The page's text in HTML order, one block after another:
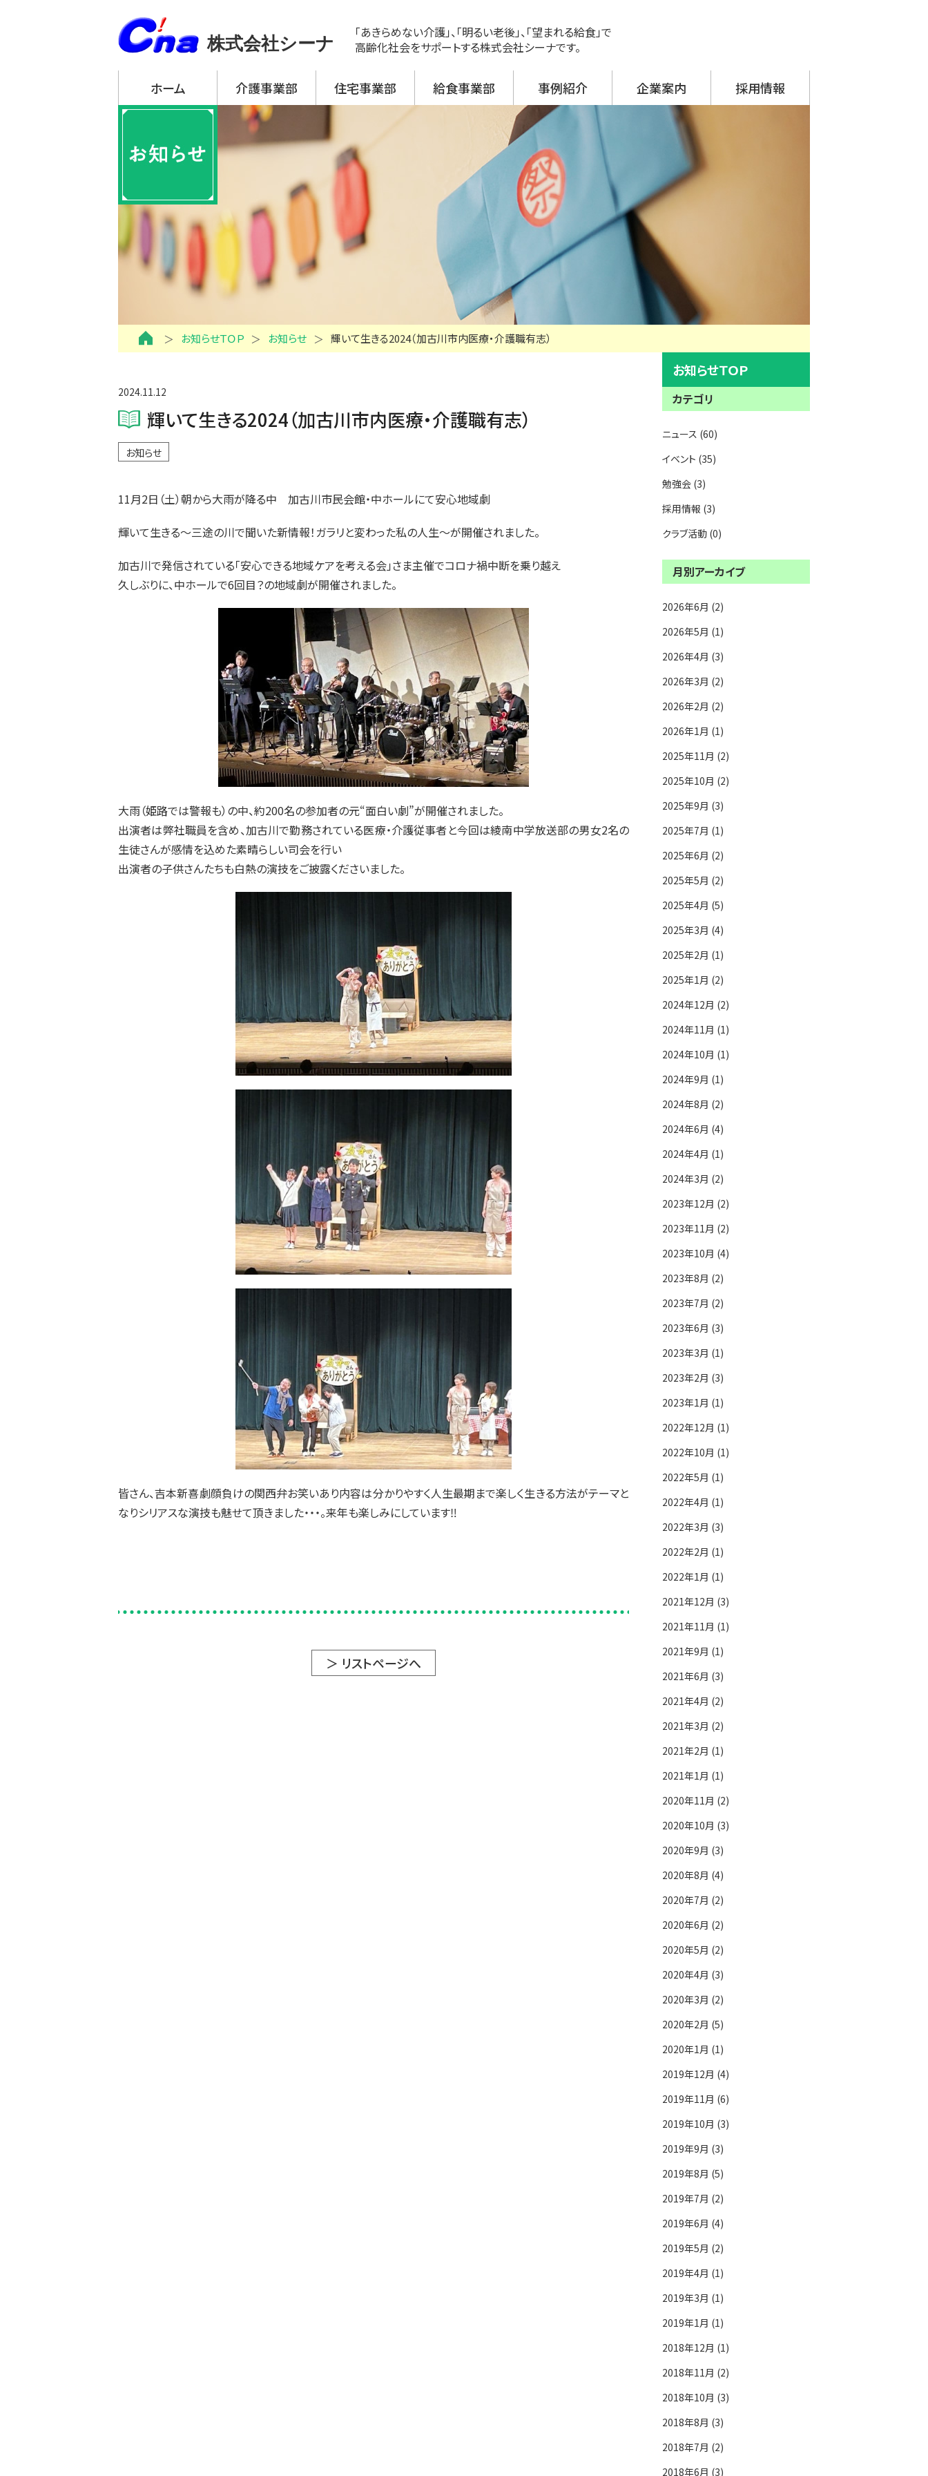
株式会社シーナ
「あきらめない介護」、「明るい老後」、「望まれる給食」で
高齢化社会をサポートする株式会社シーナです。
ホーム 介護事業部
アーチ・デイサービス
・ アーチ・デイサービス 新神戸
・ アーチ・デイサービス 大開
・ アーチ・デイサービス 野口
・ アーチ・デイサービス 加古川西
・ アーチ・デイサービス 高砂
アーチ訪問介護
アーチ居宅介護支援事業所
特定施設入居者生活介護
住宅事業部 給食事業部 事例紹介 企業案内
SDGsへの取り組み
シーナグループ
・ システムプラネット
・ アーチスタッフサービス
採用情報
お知らせＴＯＰ お知らせ 輝いて生きる2024（加古川市内医療・介護職有志）
お知らせＴＯＰ
カテゴリ
ニュース (60)
イベント (35)
勉強会 (3)
採用情報 (3)
クラブ活動 (0)
月別アーカイブ
2026年6月 (2)
2026年5月 (1)
2026年4月 (3)
2026年3月 (2)
2026年2月 (2)
2026年1月 (1)
2025年11月 (2)
2025年10月 (2)
2025年9月 (3)
2025年7月 (1)
2025年6月 (2)
2025年5月 (2)
2025年4月 (5)
2025年3月 (4)
2025年2月 (1)
2025年1月 (2)
2024年12月 (2)
2024年11月 (1)
2024年10月 (1)
2024年9月 (1)
2024年8月 (2)
2024年6月 (4)
2024年4月 (1)
2024年3月 (2)
2023年12月 (2)
2023年11月 (2)
2023年10月 (4)
2023年8月 (2)
2023年7月 (2)
2023年6月 (3)
2023年3月 (1)
2023年2月 (3)
2023年1月 (1)
2022年12月 (1)
2022年10月 (1)
2022年5月 (1)
2022年4月 (1)
2022年3月 (3)
2022年2月 (1)
2022年1月 (1)
2021年12月 (3)
2021年11月 (1)
2021年9月 (1)
2021年6月 (3)
2021年4月 (2)
2021年3月 (2)
2021年2月 (1)
2021年1月 (1)
2020年11月 (2)
2020年10月 (3)
2020年9月 (3)
2020年8月 (4)
2020年7月 (2)
2020年6月 (2)
2020年5月 (2)
2020年4月 (3)
2020年3月 (2)
2020年2月 (5)
2020年1月 (1)
2019年12月 (4)
2019年11月 (6)
2019年10月 (3)
2019年9月 (3)
2019年8月 (5)
2019年7月 (2)
2019年6月 (4)
2019年5月 (2)
2019年4月 (1)
2019年3月 (1)
2019年1月 (1)
2018年12月 (1)
2018年11月 (2)
2018年10月 (3)
2018年8月 (3)
2018年7月 (2)
2018年6月 (3)
2024.11.12
輝いて生きる2024（加古川市内医療・介護職有志）
お知らせ
11月2日（土）朝から大雨が降る中 加古川市民会館・中ホールにて安心地域劇
輝いて生きる～三途の川で聞いた新情報！ガラリと変わった私の人生～が開催されました。
加古川で発信されている「安心できる地域ケアを考える会」さま主催でコロナ禍中断を乗り越え
久しぶりに、中ホールで6回目？の地域劇が開催されました。
大雨（姫路では警報も）の中、約200名の参加者の元“面白い劇”が開催されました。
出演者は弊社職員を含め、加古川で勤務されている医療・介護従事者と今回は綾南中学放送部の男女2名の
生徒さんが感情を込めた素晴らしい司会を行い
出演者の子供さんたちも白熱の演技をご披露くださいました。
皆さん、吉本新喜劇顔負けの関西弁お笑いあり内容は分かりやすく人生最期まで楽しく生きる方法がテーマと
なりシリアスな演技も魅せて頂きました・・・。来年も楽しみにしています‼
＞ リストページへ